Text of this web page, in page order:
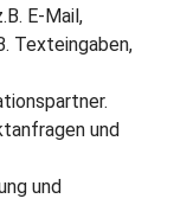
E-Mail,
Texteingaben,
und
und